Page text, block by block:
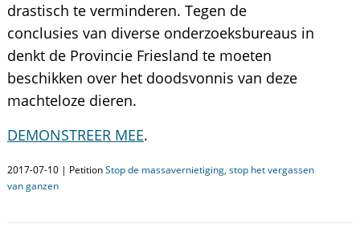
drastisch te verminderen. Tegen de
conclusies van diverse onderzoeksbureaus in
denkt de Provincie Friesland te moeten
beschikken over het doodsvonnis van deze
machteloze dieren.
DEMONSTREER MEE.
2017-07-10 | PetitionStop de massavernietiging, stop het vergassen
van ganzen